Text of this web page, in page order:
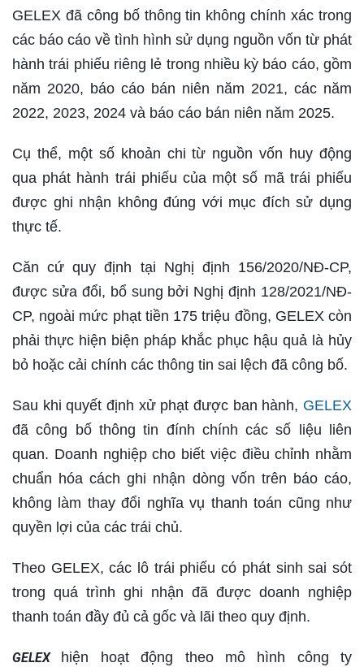
GELEX đã công bố thông tin không chính xác trong
các báo cáo về tình hình sử dụng nguồn vốn từ phát
hành trái phiếu riêng lẻ trong nhiều kỳ báo cáo, gồm
năm 2020, báo cáo bán niên năm 2021, các năm
2022, 2023, 2024 và báo cáo bán niên năm 2025.
Cụ thể, một số khoản chi từ nguồn vốn huy động
qua phát hành trái phiếu của một số mã trái phiếu
được ghi nhận không đúng với mục đích sử dụng
thực tế.
Căn cứ quy định tại Nghị định 156/2020/NĐ-CP,
được sửa đổi, bổ sung bởi Nghị định 128/2021/NĐ-
CP, ngoài mức phạt tiền 175 triệu đồng, GELEX còn
phải thực hiện biện pháp khắc phục hậu quả là hủy
bỏ hoặc cải chính các thông tin sai lệch đã công bố.
Sau khi quyết định xử phạt được ban hành, GELEX
đã công bố thông tin đính chính các số liệu liên
quan. Doanh nghiệp cho biết việc điều chỉnh nhằm
chuẩn hóa cách ghi nhận dòng vốn trên báo cáo,
không làm thay đổi nghĩa vụ thanh toán cũng như
quyền lợi của các trái chủ.
Theo GELEX, các lô trái phiếu có phát sinh sai sót
trong quá trình ghi nhận đã được doanh nghiệp
thanh toán đầy đủ cả gốc và lãi theo quy định.
GELEX hiện hoạt động theo mô hình công ty